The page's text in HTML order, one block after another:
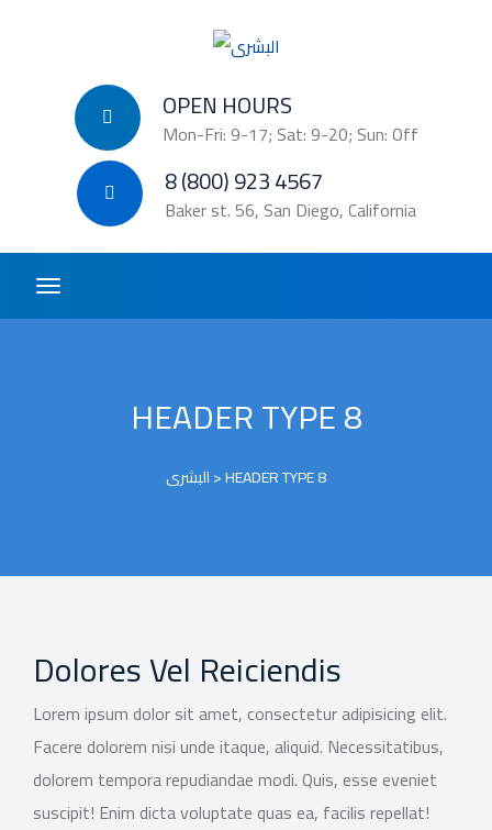
OPEN HOURS
Mon-Fri: 9-17; Sat: 9-20; Sun: Off
8 (800) 923 4567
Baker st. 56, San Diego, California
HEADER TYPE 8
البشرى>HEADER TYPE 8
Dolores Vel Reiciendis
Lorem ipsum dolor sit amet, consectetur adipisicing elit.
Facere dolorem nisi unde itaque, aliquid. Necessitatibus,
dolorem tempora repudiandae modi. Quis, esse eveniet
suscipit! Enim dicta voluptate quas ea, facilis repellat!